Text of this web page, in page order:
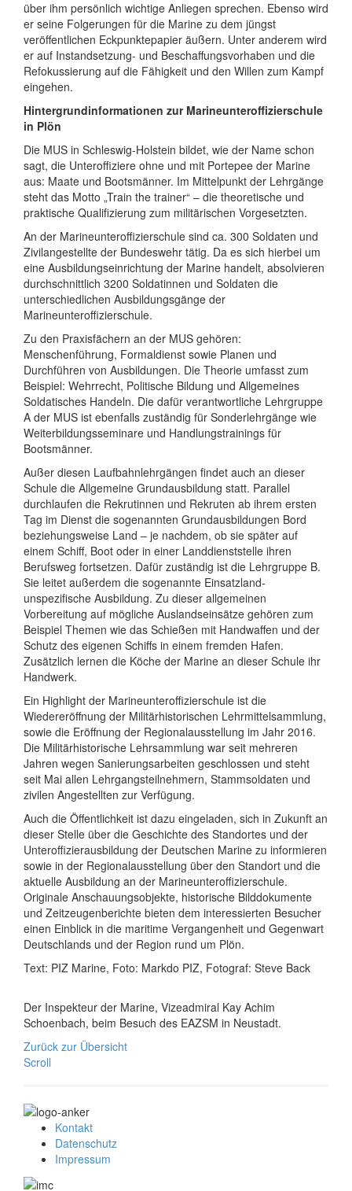
über ihm persönlich wichtige Anliegen sprechen. Ebenso wird
er seine Folgerungen für die Marine zu dem jüngst
veröffentlichen Eckpunktepapier äußern. Unter anderem wird
er auf Instandsetzung- und Beschaffungsvorhaben und die
Refokussierung auf die Fähigkeit und den Willen zum Kampf
eingehen.
Hintergrundinformationen zur Marineunteroffizierschule
in Plön
Die MUS in Schleswig-Holstein bildet, wie der Name schon
sagt, die Unteroffiziere ohne und mit Portepee der Marine
aus: Maate und Bootsmänner. Im Mittelpunkt der Lehrgänge
steht das Motto „Train the trainer“ – die theoretische und
praktische Qualifizierung zum militärischen Vorgesetzten.
An der Marineunteroffizierschule sind ca. 300 Soldaten und
Zivilangestellte der Bundeswehr tätig. Da es sich hierbei um
eine Ausbildungseinrichtung der Marine handelt, absolvieren
durchschnittlich 3200 Soldatinnen und Soldaten die
unterschiedlichen Ausbildungsgänge der
Marineunteroffizierschule.
Zu den Praxisfächern an der MUS gehören:
Menschenführung, Formaldienst sowie Planen und
Durchführen von Ausbildungen. Die Theorie umfasst zum
Beispiel: Wehrrecht, Politische Bildung und Allgemeines
Soldatisches Handeln. Die dafür verantwortliche Lehrgruppe
A der MUS ist ebenfalls zuständig für Sonderlehrgänge wie
Weiterbildungsseminare und Handlungstrainings für
Bootsmänner.
Außer diesen Laufbahnlehrgängen findet auch an dieser
Schule die Allgemeine Grundausbildung statt. Parallel
durchlaufen die Rekrutinnen und Rekruten ab ihrem ersten
Tag im Dienst die sogenannten Grundausbildungen Bord
beziehungsweise Land – je nachdem, ob sie später auf
einem Schiff, Boot oder in einer Landdienststelle ihren
Berufsweg fortsetzen. Dafür zuständig ist die Lehrgruppe B.
Sie leitet außerdem die sogenannte Einsatzland-
unspezifische Ausbildung. Zu dieser allgemeinen
Vorbereitung auf mögliche Auslandseinsätze gehören zum
Beispiel Themen wie das Schießen mit Handwaffen und der
Schutz des eigenen Schiffs in einem fremden Hafen.
Zusätzlich lernen die Köche der Marine an dieser Schule ihr
Handwerk.
Ein Highlight der Marineunteroffizierschule ist die
Wiedereröffnung der Militärhistorischen Lehrmittelsammlung,
sowie die Eröffnung der Regionalausstellung im Jahr 2016.
Die Militärhistorische Lehrsammlung war seit mehreren
Jahren wegen Sanierungsarbeiten geschlossen und steht
seit Mai allen Lehrgangsteilnehmern, Stammsoldaten und
zivilen Angestellten zur Verfügung.
Auch die Öffentlichkeit ist dazu eingeladen, sich in Zukunft an
dieser Stelle über die Geschichte des Standortes und der
Unteroffizierausbildung der Deutschen Marine zu informieren
sowie in der Regionalausstellung über den Standort und die
aktuelle Ausbildung an der Marineunteroffizierschule.
Originale Anschauungsobjekte, historische Bilddokumente
und Zeitzeugenberichte bieten dem interessierten Besucher
einen Einblick in die maritime Vergangenheit und Gegenwart
Deutschlands und der Region rund um Plön.
Text: PIZ Marine, Foto: Markdo PIZ, Fotograf: Steve Back
Der Inspekteur der Marine, Vizeadmiral Kay Achim
Schoenbach, beim Besuch des EAZSM in Neustadt.
Zurück zur Übersicht
Scroll
Kontakt
Datenschutz
Impressum